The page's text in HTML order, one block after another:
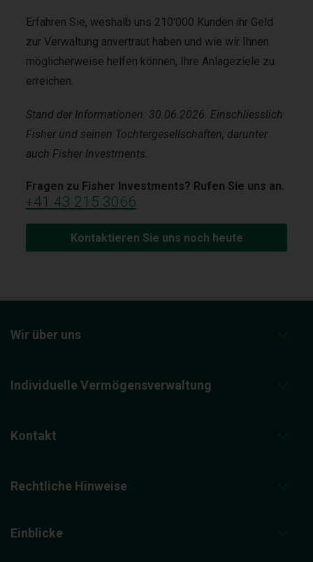
Erfahren Sie, weshalb uns 210'000 Kunden ihr Geld
zur Verwaltung anvertraut haben und wie wir Ihnen
möglicherweise helfen können, Ihre Anlageziele zu
erreichen.
Stand der Informationen: 30.06.2026. Einschliesslich
Fisher und seinen Tochtergesellschaften, darunter
auch Fisher Investments.
Fragen zu Fisher Investments? Rufen Sie uns an.
+41 43 215 3066
Kontaktieren Sie uns noch heute
Wir über uns
Individuelle Vermögensverwaltung
Kontakt
Rechtliche Hinweise
Einblicke